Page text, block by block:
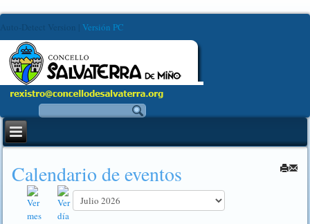
Auto-Detect Version Versión PC
Calendario de eventos